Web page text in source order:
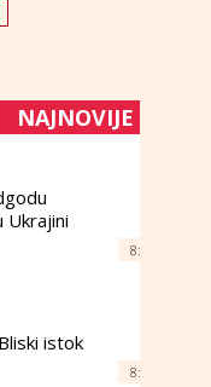
NAJNOVIJE
Ukrajini
8:
istok
8: